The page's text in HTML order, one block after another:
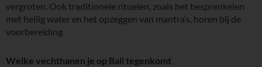
vergroten. Ook traditionele rituelen, zoals het besprenkelen
met heilig water en het opzeggen van mantra’s, horen bij de
voorbereiding.
Welke vechthanen je op Bali tegenkomt